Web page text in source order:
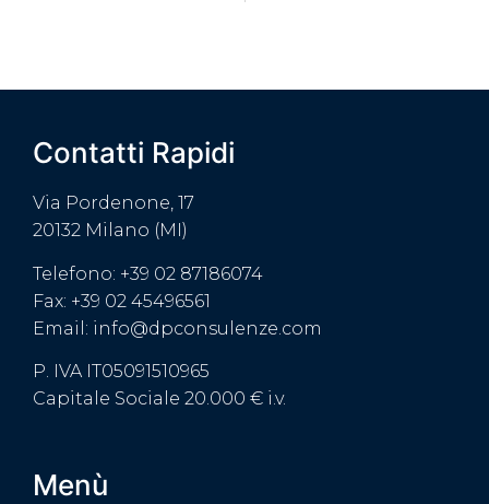
Contatti Rapidi
Via Pordenone, 17
20132 Milano (MI)
Telefono: +39 02 87186074
Fax: +39 02 45496561
Email: info@dpconsulenze.com
P. IVA IT05091510965
Capitale Sociale 20.000 € i.v.
Menù